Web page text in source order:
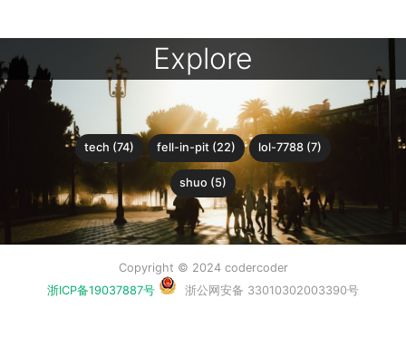
Explore
tech (74) fell-in-pit (22) lol-7788 (7)
shuo (5)
Copyright © 2024 codercoder
浙ICP备19037887号
浙公网安备 33010302003390号